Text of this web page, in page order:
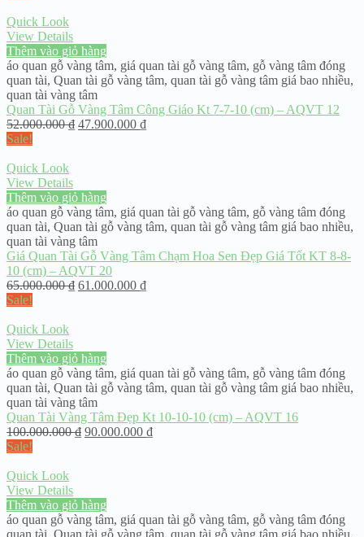
Quick Look
View Details
Thêm vào giỏ hàng
áo quan gỗ vàng tâm, giá quan tài gỗ vàng tâm, gỗ vàng tâm đóng
quan tài, Quan tài gỗ vàng tâm, quan tài gỗ vàng tâm giá bao nhiều,
quan tài vàng tâm
Quan Tài Gỗ Vàng Tâm Công Giáo Kt 7-7-10 (cm) – AQVT 12
52.000.000₫ 47.900.000 ₫
Sale!
Quick Look
View Details
Thêm vào giỏ hàng
áo quan gỗ vàng tâm, giá quan tài gỗ vàng tâm, gỗ vàng tâm đóng
quan tài, Quan tài gỗ vàng tâm, quan tài gỗ vàng tâm giá bao nhiều,
quan tài vàng tâm
Giá Quan Tài Gỗ Vàng Tâm Chạm Hoa Sen Đẹp Giá Tốt KT 8-8-
10 (cm) – AQVT 20
65.000.000₫ 61.000.000 ₫
Sale!
Quick Look
View Details
Thêm vào giỏ hàng
áo quan gỗ vàng tâm, giá quan tài gỗ vàng tâm, gỗ vàng tâm đóng
quan tài, Quan tài gỗ vàng tâm, quan tài gỗ vàng tâm giá bao nhiều,
quan tài vàng tâm
Quan Tài Vàng Tâm Đẹp Kt 10-10-10 (cm) – AQVT 16
100.000.000₫ 90.000.000 ₫
Sale!
Quick Look
View Details
Thêm vào giỏ hàng
áo quan gỗ vàng tâm, giá quan tài gỗ vàng tâm, gỗ vàng tâm đóng
quan tài, Quan tài gỗ vàng tâm, quan tài gỗ vàng tâm giá bao nhiều,